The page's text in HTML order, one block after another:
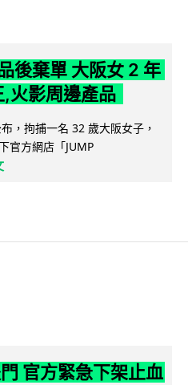
後棄單 大阪女 2 年
火影周邊產品
，拘捕一名 32 歲大阪女子，
官方網店「JUMP
官方緊急下架止血